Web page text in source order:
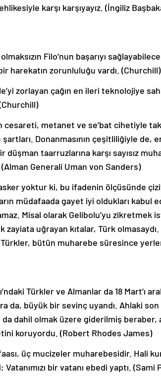
karşı karşıyayız. (İngiliz
Filo’nun başarıyı
harekatın zorunluluğu vardı. (Churchill)
zorlayan çağın en ileri teknolojiye
cesareti, metanet ve se’bat cihetiyle
Donanmasının çeşitliliğiyle
düşman taarruzlarına karşı sayısız
(Alman Generali Uman von Sanders)
yoktur ki, bu ifadenin ölçüsünde
müdafaada gayet iyi oldukları kabul
Misal olarak Gelibolu’yu zikretmek
uğrayan kıtalar, Türk olmasaydı.
Türkler, bütün muharebe süresince
Türkler ve Almanlar da 18 Mart’ı
da, büyük bir sevinç uyandı. Ahlaki
dahil olmak üzere giderilmiş beraber,
koruyordu. (Robert Rhodes James)
üç mucizeler muharebesidir. Hali
Vatanımızı bir vatanı ebedi yaptı. (Sami